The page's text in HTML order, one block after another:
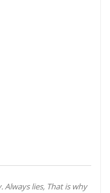
lies, That is why